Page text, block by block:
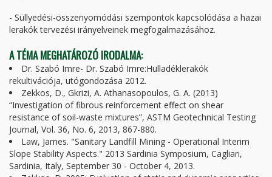
- Süllyedési-összenyomódási szempontok kapcsolódása a hazai
lerakók tervezési irányelveinek megfogalmazásához.
A TÉMA MEGHATÁROZÓ IRODALMA:
Dr. Szabó Imre- Dr. Szabó Imre:Hulladéklerakók
rekultivációja, utógondozása 2012.
Zekkos, D., Gkrizi, A. Athanasopoulos, G. A. (2013)
“Investigation of fibrous reinforcement effect on shear
resistance of soil-waste mixtures”, ASTM Geotechnical Testing
Journal, Vol. 36, No. 6, 2013, 867-880.
Law, James. "Sanitary Landfill Mining - Operational Interim
Slope Stability Aspects." 2013 Sardinia Symposium, Cagliari,
Sardinia, Italy, September 30 - October 4, 2013.